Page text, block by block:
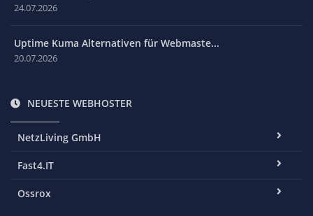
24.07.2026
Uptime Kuma Alternativen für Webmaste...
20.07.2026
NEUESTE WEBHOSTER
NetzLiving GmbH
Fast4.IT
Ossrox